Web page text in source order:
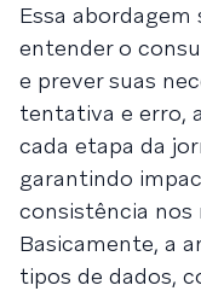
Essa abordagem
entender o
e prever suas
tentativa e erro,
cada etapa da
garantindo
consistência nos
Basicamente, a
tipos de dados,